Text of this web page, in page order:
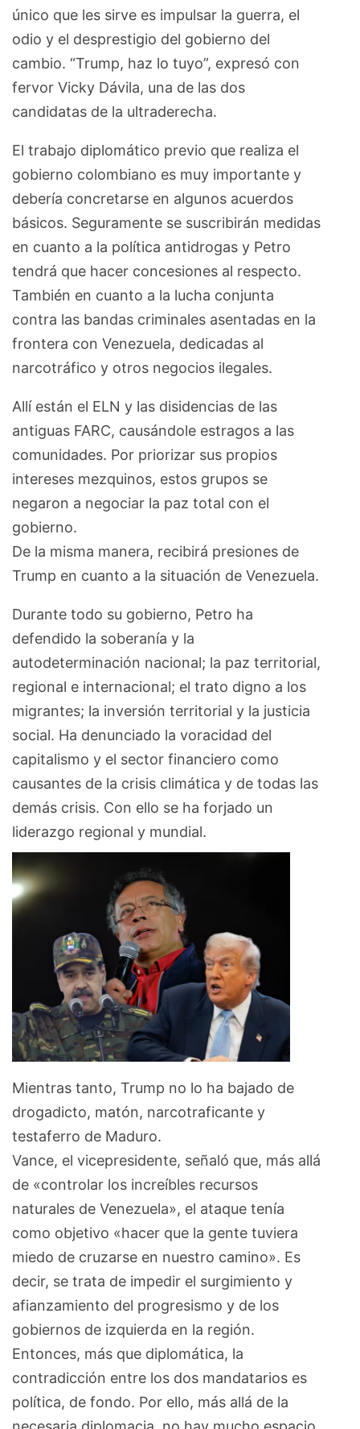
único que les sirve es impulsar la guerra, el
odio y el desprestigio del gobierno del
cambio. “Trump, haz lo tuyo”, expresó con
fervor Vicky Dávila, una de las dos
candidatas de la ultraderecha.
El trabajo diplomático previo que realiza el
gobierno colombiano es muy importante y
debería concretarse en algunos acuerdos
básicos. Seguramente se suscribirán medidas
en cuanto a la política antidrogas y Petro
tendrá que hacer concesiones al respecto.
También en cuanto a la lucha conjunta
contra las bandas criminales asentadas en la
frontera con Venezuela, dedicadas al
narcotráfico y otros negocios ilegales.
Allí están el ELN y las disidencias de las
antiguas FARC, causándole estragos a las
comunidades. Por priorizar sus propios
intereses mezquinos, estos grupos se
negaron a negociar la paz total con el
gobierno.
De la misma manera, recibirá presiones de
Trump en cuanto a la situación de Venezuela.
Durante todo su gobierno, Petro ha
defendido la soberanía y la
autodeterminación nacional; la paz territorial,
regional e internacional; el trato digno a los
migrantes; la inversión territorial y la justicia
social. Ha denunciado la voracidad del
capitalismo y el sector financiero como
causantes de la crisis climática y de todas las
demás crisis. Con ello se ha forjado un
liderazgo regional y mundial.
Mientras tanto, Trump no lo ha bajado de
drogadicto, matón, narcotraficante y
testaferro de Maduro.
Vance, el vicepresidente, señaló que, más allá
de «controlar los increíbles recursos
naturales de Venezuela», el ataque tenía
como objetivo «hacer que la gente tuviera
miedo de cruzarse en nuestro camino». Es
decir, se trata de impedir el surgimiento y
afianzamiento del progresismo y de los
gobiernos de izquierda en la región.
Entonces, más que diplomática, la
contradicción entre los dos mandatarios es
política, de fondo. Por ello, más allá de la